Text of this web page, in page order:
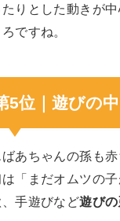
たりとした動きが
ですね。
5位｜遊びの
あちゃんの孫も
「まだオムツの
、手遊びなど遊び